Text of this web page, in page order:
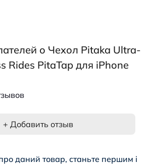
о Чехол Pitaka Ultra-
Rides PitaTap для iPhone
+ Добавить отзыв
даний товар, станьте першим і